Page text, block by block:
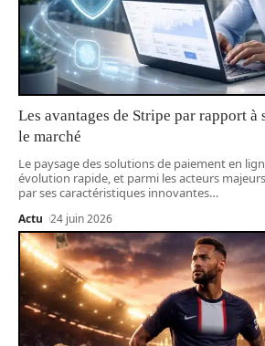
Les avantages de Stripe par rapport à
le marché
Le paysage des solutions de paiement en
évolution rapide, et parmi les acteurs
par ses caractéristiques innovantes…
Actu 24 juin 2026